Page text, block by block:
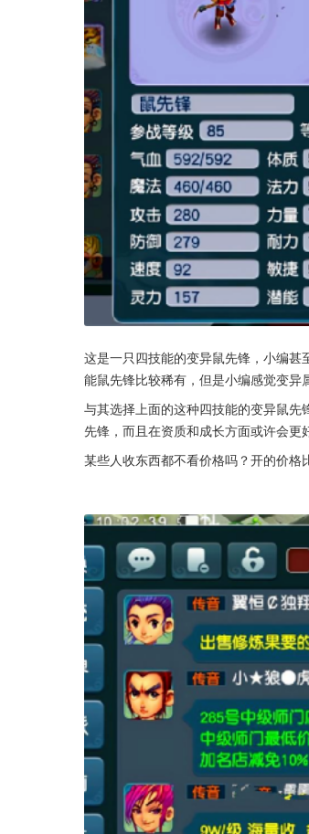
这是一只四技能的变异鼠先锋，小编
能鼠先锋比较稀有，但是小编感觉变异
与其选择上面的这种四技能的变异鼠
先锋，而且在资质和成长方面或许会更
某些人收东西都不看价格吗？开的价格